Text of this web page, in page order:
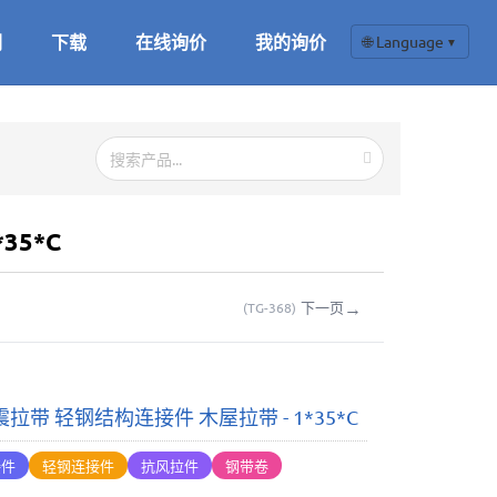
下载 在线询价 我的询价 🌐 Language ▼
(TG-368) 下一页 →
拉带 轻钢结构连接件 木屋拉带 - 1*35*C
轻钢连接件 抗风拉件 钢带卷